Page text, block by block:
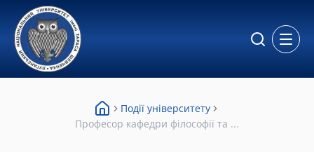
Події університету
Професор кафедри філософії та ...